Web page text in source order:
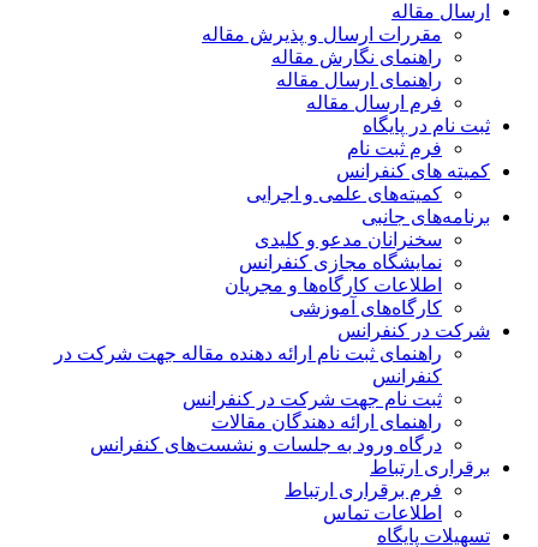
ارسال مقاله
مقررات ارسال و پذیرش مقاله
راهنمای نگارش مقاله
راهنمای ارسال مقاله
فرم ارسال مقاله
ثبت نام در پایگاه
فرم ثبت نام
کمیته های کنفرانس
کمیته‌های علمی و اجرایی
برنامه‌های جانبی
سخنرانان مدعو و کلیدی
نمایشگاه مجازی کنفرانس
اطلاعات کارگاه‌ها و مجریان
کارگاه‌های آموزشی
شرکت در کنفرانس
راهنمای ثبت نام ارائه دهنده مقاله جهت شرکت در
کنفرانس
ثبت نام جهت شرکت در کنفرانس
راهنمای ارائه دهندگان مقالات
درگاه ورود به جلسات و نشست‌های کنفرانس
برقراری ارتباط
فرم برقراری ارتباط
اطلاعات تماس
تسهیلات پایگاه